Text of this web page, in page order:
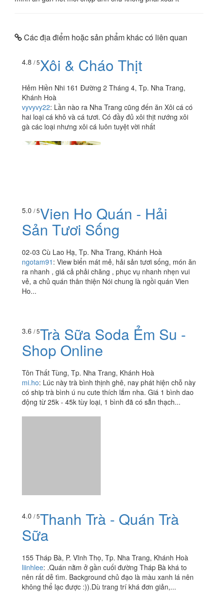
Các địa điểm hoặc sản phẩm khác có liên quan
4.8 / 5Xôi & Cháo Thịt
Hẻm Hiền Nhi 161 Đường 2 Tháng 4, Tp. Nha Trang,
Khánh Hoà
vyvyvy22: Lần nào ra Nha Trang cũng đến ăn Xôi cá có
hai loại cá khô và cá tươi. Có đầy đủ xôi thịt nướng xôi
gà các loại nhưng xôi cá luôn tuyệt vời nhất
5.0 / 5Vien Ho Quán - Hải
Sản Tươi Sống
02-03 Cù Lao Hạ, Tp. Nha Trang, Khánh Hoà
ngotam91 : View biển mát mẻ, hải sản tươi sống, món ăn
ra nhanh , giá cả phải chăng , phục vụ nhanh nhẹn vui
vẻ, a chủ quán thân thiện Nói chung là ngồi quán Vien
Ho...
3.6 / 5Trà Sữa Soda Ẻm Su -
Shop Online
Tôn Thất Tùng, Tp. Nha Trang, Khánh Hoà
mi.ho: Lúc này trà bình thịnh ghê, nay phát hiện chỗ này
có ship trà bình ú nu cute thích lắm nha. Giá 1 bình dao
động từ 25k - 45k tùy loại, 1 bình đã có sẵn thạch...
4.0 / 5Thanh Trà - Quán Trà
Sữa
155 Tháp Bà, P. Vĩnh Thọ, Tp. Nha Trang, Khánh Hoà
liinhlee: .Quán nằm ở gần cuối đường Tháp Bà khá to
nên rất dễ tìm. Background chủ đạo là màu xanh lá nên
không thể lạc được :)).Dù trang trí khá đơn giản,...